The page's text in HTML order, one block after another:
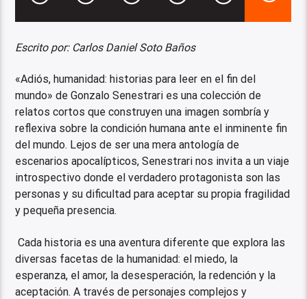
Escrito por: Carlos Daniel Soto Baños
«Adiós, humanidad: historias para leer en el fin del
mundo» de Gonzalo Senestrari es una colección de
relatos cortos que construyen una imagen sombría y
reflexiva sobre la condición humana ante el inminente fin
del mundo. Lejos de ser una mera antología de
escenarios apocalípticos, Senestrari nos invita a un viaje
introspectivo donde el verdadero protagonista son las
personas y su dificultad para aceptar su propia fragilidad
y pequeña presencia.
Cada historia es una aventura diferente que explora las
diversas facetas de la humanidad: el miedo, la
esperanza, el amor, la desesperación, la redención y la
aceptación. A través de personajes complejos y